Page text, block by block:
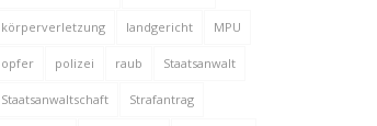
körperverletzung landgericht MPU
opfer polizei raub Staatsanwalt
Staatsanwaltschaft Strafantrag